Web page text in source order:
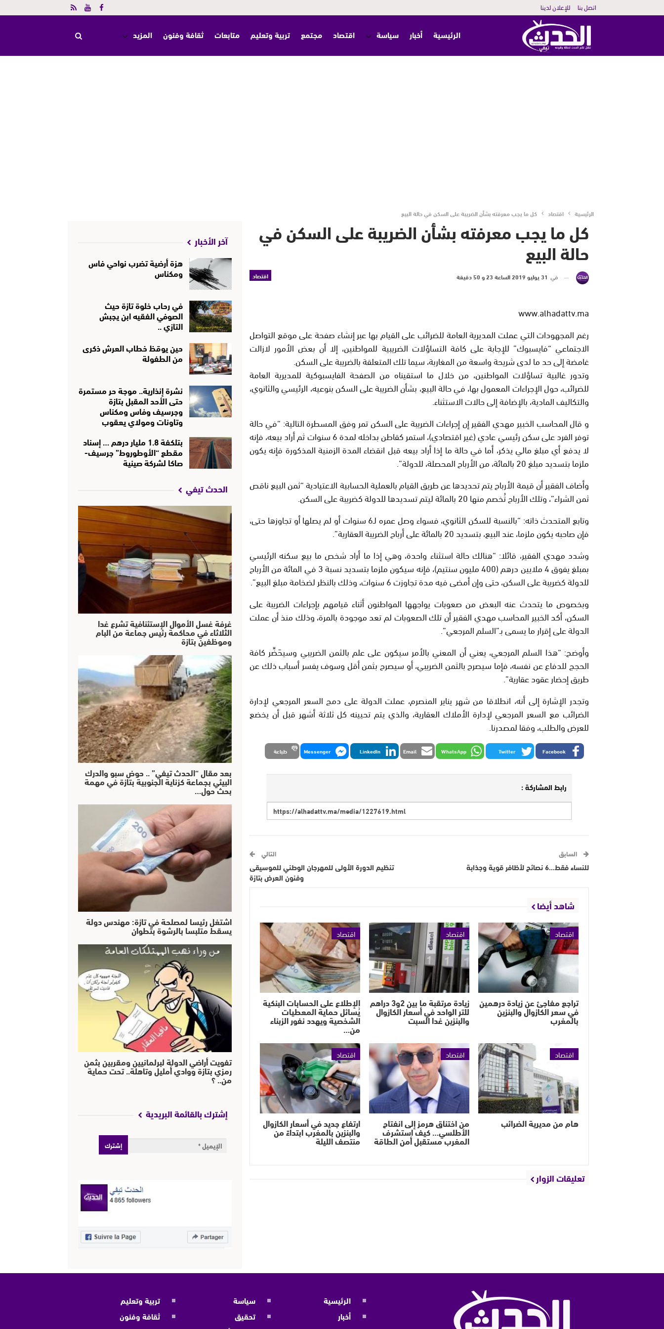
اتصل بنا للإعلان لدينا
الرئيسية أخبار سياسة اقتصاد مجتمع تربية وتعليم متابعات ثقافة وفنون المزيد
الرئيسية اقتصاد كل ما يجب معرفته بشأن الضريبة على السكن في حالة البيع
كل ما يجب معرفته بشأن الضريبة على السكن في
حالة البيع
اقتصاد في 31 يوليو 2019 الساعة 23 و 50 دقيقة
www.alhadattv.ma
رغم المجهودات التي عملت المديرية العامة للضرائب على القيام بها عبر إنشاء صفحة على موقع التواصل
الاجتماعي “فايسبوك” للإجابة على كافة التساؤلات الضريبية للمواطنين، إلا أن بعض الأمور لازالت
غامضة إلى حد ما لدى شريحة واسعة من المغاربة، سيما تلك المتعلقة بالضريبة على السكن.
وتدور غالبية تساؤلات المواطنين، من خلال ما استقيناه من الصفحة الفايسبوكية للمديرية العامة
للضرائب، حول الإجراءات المعمول بها، في حالة البيع، بشأن الضريبة على السكن بنوعيه، الرئيسي والثانوي،
والتكاليف المادية، بالإضافة إلى حالات الاستثناء.
و قال المحاسب الخبير مهدي الفقير إن إجراءات الضريبة على السكن تمر وفق المسطرة التالية: “في حالة
توفر الفرد على سكن رئيسي عادي (غير اقتصادي)، استمر كقاطن بداخله لمدة 6 سنوات ثم أراد بيعه، فإنه
لا يدفع أي مبلغ مالي يذكر، أما في حالة ما إذا أراد بيعه قبل انقضاء المدة الزمنية المذكورة فإنه يكون
ملزما بتسديد مبلغ 20 بالمائة، من الأرباح المحصلة، للدولة”.
وأضاف الفقير أن قيمة الأرباح يتم تحديدها عن طريق القيام بالعملية الحسابية الاعتيادية “ثمن البيع ناقص
ثمن الشراء”، وتلك الأرباح تُخصم منها 20 بالمائة ليتم تسديدها للدولة كضريبة على السكن.
وتابع المتحدث ذاته: “بالنسبة للسكن الثانوي، فسواء وصل عمره لـ6 سنوات أو لم يصلها أو تجاوزها حتى،
فإن صاحبه يكون ملزما، عند البيع، بتسديد 20 بالمائة على أرباح الضريبة العقارية”.
وشدد مهدي الفقير، قائلا: “هنالك حالة استثناء واحدة، وهي إذا ما أراد شخص ما بيع سكنه الرئيسي
بمبلغ يفوق 4 ملايين درهم (400 مليون سنتيم)، فإنه سيكون ملزما بتسديد نسبة 3 في المائة من الأرباح
للدولة كضريبة على السكن، حتى وإن أمضى فيه مدة تجاوزت 6 سنوات، وذلك بالنظر لضخامة مبلغ البيع”.
وبخصوص ما يتحدث عنه البعض من صعوبات يواجهها المواطنون أثناء قيامهم بإجراءات الضريبة على
السكن، أكد الخبير المحاسب مهدي الفقير أن تلك الصعوبات لم تعد موجودة بالمرة، وذلك منذ أن عملت
الدولة على إقرار ما يسمى بـ”السلم المرجعي”.
وأوضح: “هذا السلم المرجعي، يعني أن المعني بالأمر سيكون على علم بالثمن الضريبي وسيحَضِّر كافة
الحجج للدفاع عن نفسه، فإما سيصرح بالثمن الضريبي، أو سيصرح بثمن أقل وسوف يفسر أسباب ذلك عن
طريق إحضار عقود عقارية”.
وتجدر الإشارة إلى أنه، انطلاقا من شهر يناير المنصرم، عملت الدولة على دمج السعر المرجعي لإدارة
الضرائب مع السعر المرجعي لإدارة الأملاك العقارية، والذي يتم تحيينه كل ثلاثة أشهر قبل أن يخضع
للعرض والطلب، وفقا لمصدرنا.
Facebook
Twitter
WhatsApp
Email
LinkedIn
Messenger طباعة
رابط المشاركة :
السابق
للنساء فقط…6 نصائح لأظافر قوية وجذابة
التالي
تنظيم الدورة الأولى للمهرجان الوطني للموسيقى
وفنون العرض بتازة
شاهد أيضا
اقتصاد
تراجع مفاجئ عن زيادة درهمين
في سعر الكازوال والبنزين
بالمغرب
اقتصاد
زيادة مرتقبة ما بين 2و3 دراهم
للتر الواحد في أسعار الكازوال
والبنزين غدا السبت
اقتصاد
الإطلاع على الحسابات البنكية
يُسائل حماية المعطيات
الشخصية ويهدد نفور الزبناء
من…
اقتصاد
هام من مديرية الضرائب
اقتصاد
من اختناق هرمز إلى انفتاح
الأطلسي… كيف استشرف
المغرب مستقبل أمن الطاقة
اقتصاد
ارتفاع جديد في أسعار الكازوال
والبنزين بالمغرب ابتداءً من
منتصف الليلة
تعليقات الزوار
آخر الأخبار
هزة أرضية تضرب نواحي فاس
ومكناس
في رحاب خلوة تازة حيث
الصوفي الفقيه ابن يجبش
التازي ..
حين يوقظ خطاب العرش ذكرى
من الطفولة
نشرة إنذارية.. موجة حر مستمرة
حتى الأحد المقبل بتازة
وجرسيف وفاس ومكناس
وتاونات ومولاي يعقوب
بتلكفة 1.8 مليار درهم … إسناد
مقطع “الأوطوروط” جرسيف-
صاكا لشركة صينية
الحدث تيفي
غرفة غسل الأموال الإستئنافية تشرع غدا
الثلاثاء في محاكمة رئيس جماعة من البام
وموظفين بتازة
بعد مقال “الحدث تيفي” .. حوض سبو والدرك
البيئي بجماعة كزناية الجنوبية بتازة في مهمة
بحث حول…
اشتغل رئيسا لمصلحة في تازة: مهندس دولة
يسقط متلبسا بالرشوة بتطوان
تفويت أراضي الدولة لبرلمانيين ومقربين بثمن
رمزي بتازة ووادي أمليل وتاهلة.. تحت حماية
من.. ؟
إشترك بالقائمة البريدية
الرئيسية
أخبار
سياسة
تحقيق
تربية وتعليم
ثقافة وفنون